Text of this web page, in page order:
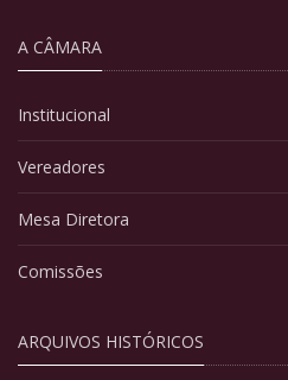
A CÂMARA
Institucional
Vereadores
Mesa Diretora
Comissões
ARQUIVOS HISTÓRICOS